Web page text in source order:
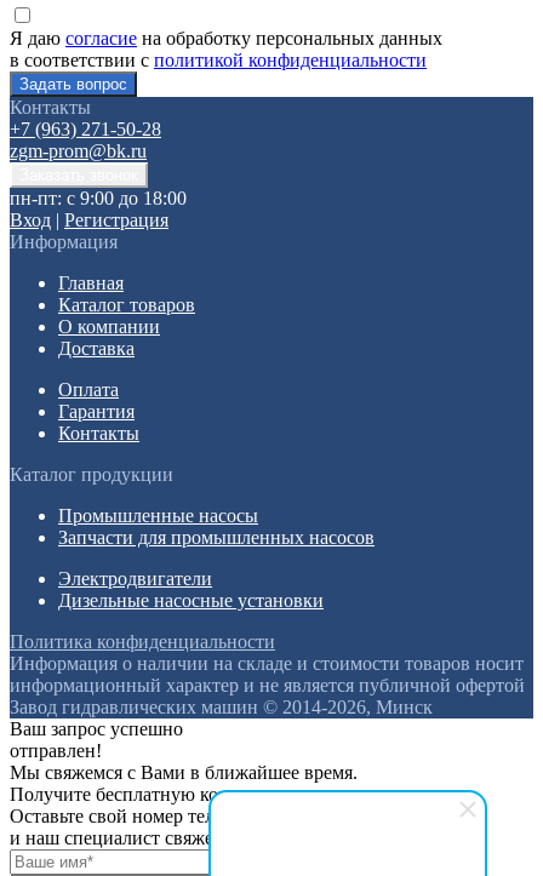
Я даю согласие на обработку персональных данных
в соответствии с политикой конфиденциальности
Контакты
+7 (963) 271-50-28
zgm-prom@bk.ru
пн-пт: с 9:00 до 18:00
Вход | Регистрация
Информация
Главная
Каталог товаров
О компании
Доставка
Оплата
Гарантия
Контакты
Каталог продукции
Промышленные насосы
Запчасти для промышленных насосов
Электродвигатели
Дизельные насосные установки
Политика конфиденциальности
Информация о наличии на складе и стоимости товаров носит
информационный характер и не является публичной офертой
Завод гидравлических машин © 2014-2026, Минск
Ваш запрос успешно
отправлен!
Мы свяжемся с Вами в ближайшее время.
Получите бесплатную консультацию
Оставьте свой номер телефона
и наш специалист свяжется с вами